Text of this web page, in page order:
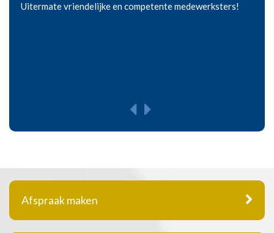
Uitermate vriendelijke en competente medewerksters!
Afspraak maken